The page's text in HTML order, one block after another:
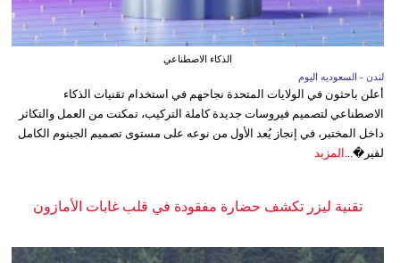
الذكاء الاصطناعي
لندن - السعوديه اليوم
أعلن باحثون في الولايات المتحدة نجاحهم في استخدام تقنيات الذكاء
الاصطناعي لتصميم فيروسات جديدة كاملة التركيب، تمكنت من العمل والتكاثر
داخل المختبر، في إنجاز يُعد الأول من نوعه على مستوى تصميم الجينوم الكامل
لفير�... المزيد
تقنية ليزر تكشف حضارة مفقودة في قلب غابات الأمازون